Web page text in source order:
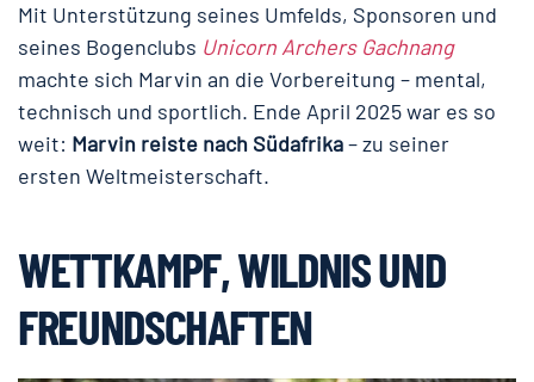
Mit Unterstützung seines Umfelds, Sponsoren und
seines Bogenclubs Unicorn Archers Gachnang
machte sich Marvin an die Vorbereitung – mental,
technisch und sportlich. Ende April 2025 war es so
weit: Marvin reiste nach Südafrika– zu seiner
ersten Weltmeisterschaft.
WETTKAMPF, WILDNIS UND
FREUNDSCHAFTEN